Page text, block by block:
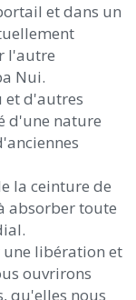
et dans un
l'autre
Nui.
et d'autres
d'une nature
la ceinture de
absorber toute
une libération et
ouvrirons
qu'elles nous